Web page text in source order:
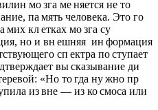
мо зга ме няется не то
па мять человека. Это го
мих кл етках мо зга су
но и вн ешняя ин формация
сп ектра по ступает
вы сказывание ди
«Но то гда ну жно пр
из вне — из ко смоса или